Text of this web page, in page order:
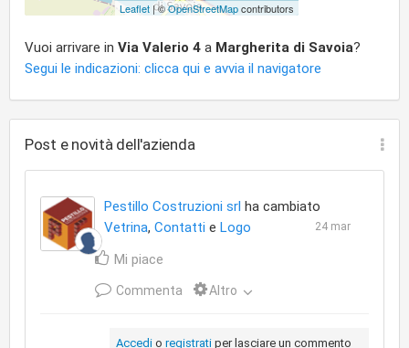
Leaflet | ©OpenStreetMapcontributors
Vuoi arrivare in Via Valerio 4 a Margherita di Savoia?
Segui le indicazioni: clicca qui e avvia il navigatore
Post e novità dell'azienda
Pestillo Costruzioni srl ha cambiato
Vetrina, Contatti e Logo 24 mar
Mi piace
Commenta Altro
Accedi o registrati per lasciare un commento